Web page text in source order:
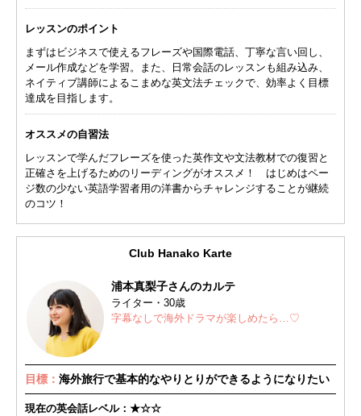
レッスンのポイント
まずはビジネスで使えるフレーズや国際電話、丁寧な言い回し、
メール作成などを学習。また、日常会話のレッスンも組み込み、
ネイティブ講師によるこまめな英文法チェックで、効率よく目標
達成を目指します。
オススメの自習法
レッスンで学んだフレーズを使った英作文や文法教材での復習と
正確さを上げるためのリーディングがオススメ！ はじめはペー
ジ数の少ない英語学習者用の洋書からチャレンジすることが継続
のコツ！
Club Hanako Karte
浦本真梨子さんのカルテ
ライター・30歳
字幕なしで海外ドラマが楽しめたら…♡
目標： 海外旅行で基本的なやりとりができるようになりたい
現在の英会話レベル：★☆☆